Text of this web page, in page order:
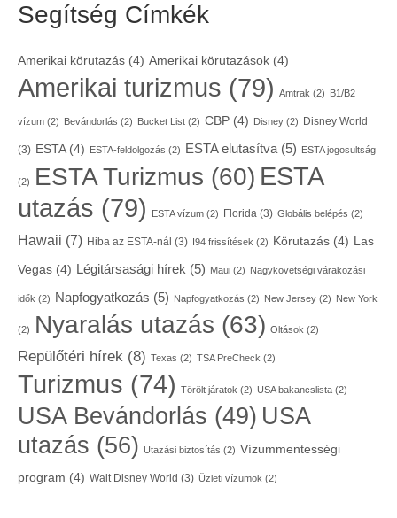
Segítség Címkék
Amerikai körutazás (4) Amerikai körutazások (4)
Amerikai turizmus (79) Amtrak (2) B1/B2
vízum (2) Bevándorlás (2) Bucket List (2) CBP (4) Disney (2) Disney World
(3) ESTA(4) ESTA-feldolgozás (2) ESTA elutasítva(5) ESTA jogosultság
(2) ESTA Turizmus (60) ESTA
utazás (79) ESTA vízum (2) Florida (3) Globális belépés (2)
Hawaii (7) Hiba az ESTA-nál (3) I94 frissítések (2) Körutazás (4) Las
Vegas (4) Légitársasági hírek (5) Maui (2) Nagykövetségi várakozási
idők (2) Napfogyatkozás (5) Napfogyatkozás (2) New Jersey (2) New York
(2) Nyaralás utazás (63) Oltások (2)
Repülőtéri hírek (8) Texas (2) TSA PreCheck (2)
Turizmus (74) Törölt járatok (2) USA bakancslista (2)
USA Bevándorlás (49) USA
utazás (56) Utazási biztosítás (2) Vízummentességi
program (4) Walt Disney World (3) Üzleti vízumok (2)